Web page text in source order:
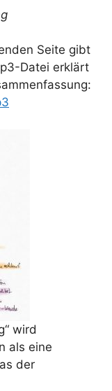
Seite gibt
Datei erklärt
wird
als eine
der